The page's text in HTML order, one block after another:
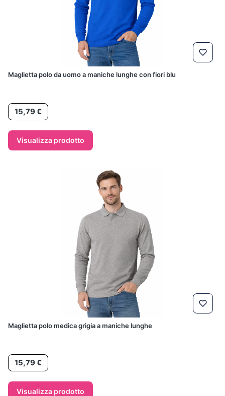
Maglietta polo da uomo a maniche lunghe con fiori blu
Prezzo
15,79 €
Visualizza prodotto
Maglietta polo medica grigia a maniche lunghe
Prezzo
15,79 €
Visualizza prodotto